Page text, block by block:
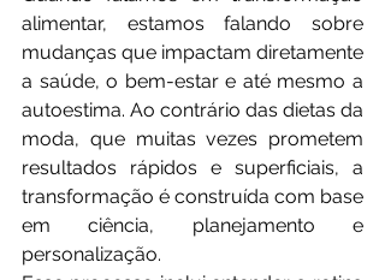
alimentar, estamos falando sobre
mudanças que impactam diretamente
a saúde, o bem-estar e até mesmo a
autoestima. Ao contrário das dietas da
moda, que muitas vezes prometem
resultados rápidos e superficiais, a
transformação é construída com base
em ciência, planejamento e
personalização.